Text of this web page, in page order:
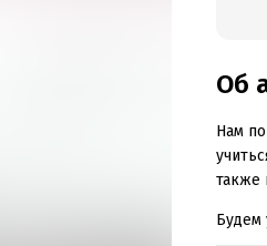
Об
Нам
также
Будем